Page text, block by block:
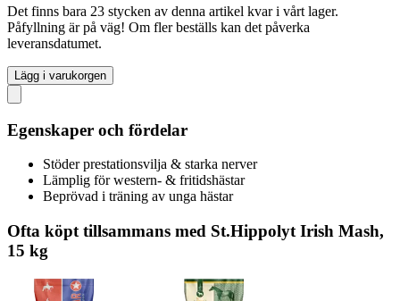
Det finns bara 23 stycken av denna artikel kvar i vårt lager.
Påfyllning är på väg! Om fler beställs kan det påverka
leveransdatumet.
Lägg i varukorgen
Egenskaper och fördelar
Stöder prestationsvilja & starka nerver
Lämplig för western- & fritidshästar
Beprövad i träning av unga hästar
Ofta köpt tillsammans med St.Hippolyt Irish Mash,
15 kg